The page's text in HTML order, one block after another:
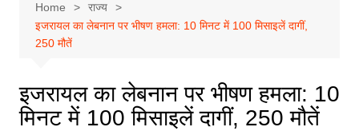
Home
राज्य
इजरायल का लेबनान पर भीषण हमला: 10 मिनट में 100 मिसाइलें दागीं,
250 मौतें
इजरायल का लेबनान पर भीषण हमला: 10
मिनट में 100 मिसाइलें दागीं, 250 मौतें